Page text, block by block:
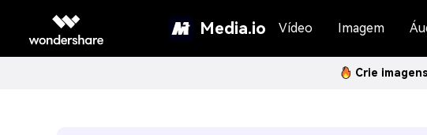
Media.io Vídeo Imagem
Crie